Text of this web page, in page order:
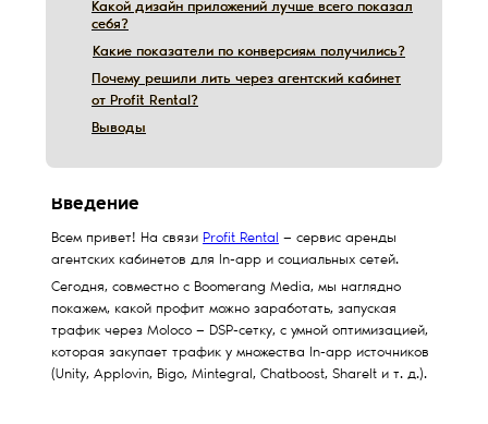
Выводы
Выводы
Почему решили лить через агентский кабинет
от Profit Rental?
Почему решили лить через агентский кабинет
от Profit Rental?
Какие показатели по конверсиям получились?
Какие показатели по конверсиям получились?
Какой дизайн приложений лучше всего показал
себя?
Какой дизайн приложений лучше всего показал
себя?
Введение
Всем привет! На связи Profit Rental — сервис аренды
агентских кабинетов для In-app и социальных сетей.
Сегодня, совместно с Boomerang Media, мы наглядно
покажем, какой профит можно заработать, запуская
трафик через Moloco — DSP-сетку, с умной оптимизацией,
которая закупает трафик у множества In-app источников
(Unity, Applovin, Bigo, Mintegral, Chatboost, Sharelt и т. д.).